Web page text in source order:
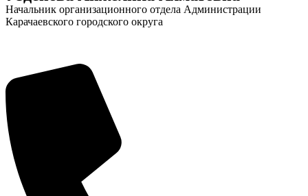
Начальник организационного отдела Администрации
Карачаевского городского округа